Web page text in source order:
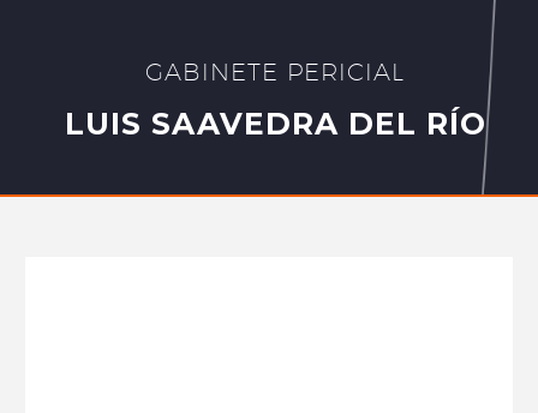
GABINETE PERICIAL
LUIS SAAVEDRA DEL RÍO